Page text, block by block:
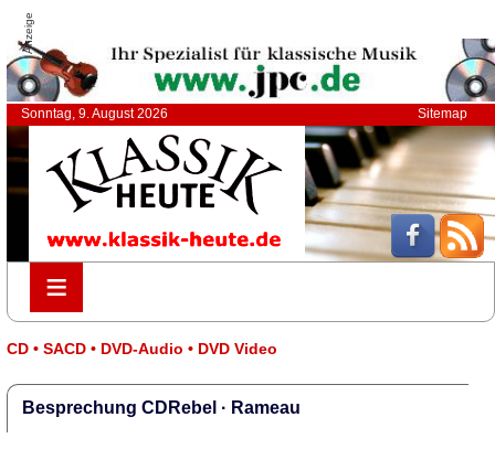
Anzeige
Sonntag, 9. August 2026 Sitemap
≡
≡
CD • SACD • DVD-Audio • DVD Video
Besprechung CDRebel · Rameau